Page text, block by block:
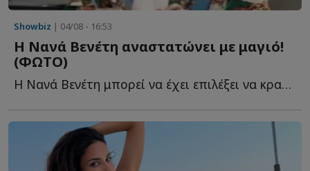
Showbiz | 04/08 - 16:53
Η Νανά Βενέτη αναστατώνει με μαγιό!
(ΦΩΤΟ)
Η Νανά Βενέτη μπορεί να έχει επιλέξει να κρατά χαμηλό π...